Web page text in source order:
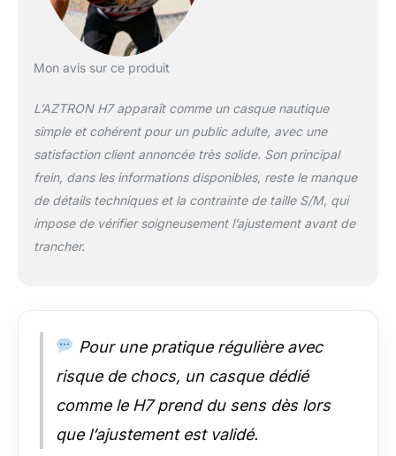
Mon avis sur ce produit
L’AZTRON H7 apparaît comme un casque nautique
simple et cohérent pour un public adulte, avec une
satisfaction client annoncée très solide. Son principal
frein, dans les informations disponibles, reste le manque
de détails techniques et la contrainte de taille S/M, qui
impose de vérifier soigneusement l’ajustement avant de
trancher.
Pour une pratique régulière avec
risque de chocs, un casque dédié
comme le H7 prend du sens dès lors
que l’ajustement est validé.